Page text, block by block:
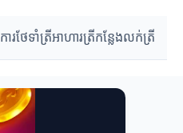
ការថែទាំត្រីអាហារត្រីកន្លែងលក់ត្រី